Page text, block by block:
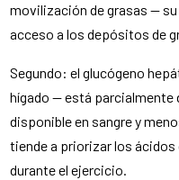
movilización de grasas —
acceso a los depósitos de
Segundo: el glucógeno
hígado — está parcialmente
disponible en sangre y
tiende a priorizar los
durante el ejercicio.